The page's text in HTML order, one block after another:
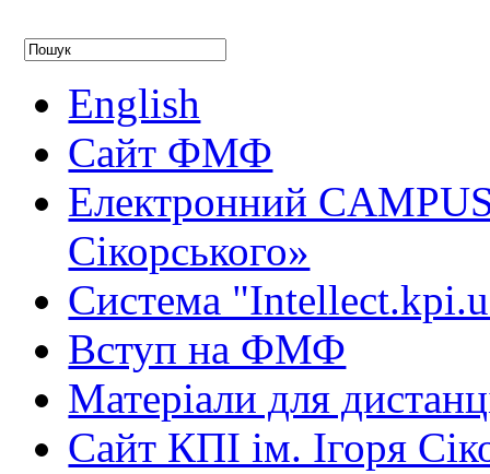
English
Сайт ФМФ
Електронний
Сікорського»
Система
Вступ на ФМФ
Матеріали для
Сайт КПІ ім. Ігоря